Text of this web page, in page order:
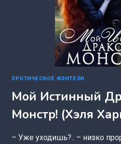
ЭРОТИЧЕСКОЕ ФЭНТЕЗИ
Мой Истинный
Монстр! (Хэля
– Уже уходишь?.. – низко